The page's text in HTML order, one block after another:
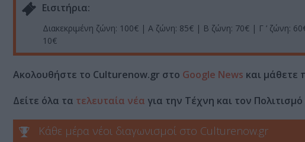
Eισιτήρια:
Διακεκριμένη ζώνη: 100€ | Α ζώνη: 85€ | Β ζώνη: 70€ | Γ ’ ζώνη:
10€
Ακολουθήστε το Culturenow.gr στο Google News και μάθετε
Δείτε όλα τα τελευταία νέα για την Τέχνη και τον
Κάθε μέρα νέοι διαγωνισμοί στο Culturenow.gr